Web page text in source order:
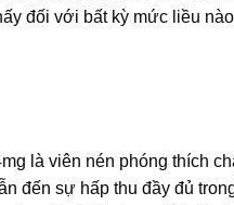
đối với bất kỳ mức liều
là viên nén phóng thích
đến sự hấp thu đầy đủ